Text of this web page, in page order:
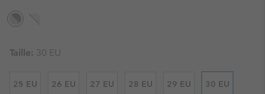
Taille: 30 EU
25 EU 26 EU 27 EU 28 EU 29 EU 30 EU